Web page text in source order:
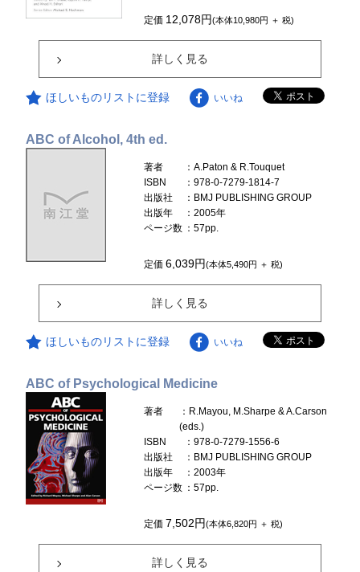
定価 12,078円(本体10,980円 ＋ 税)
詳しく見る
ほしいものリストに登録 いいね
ABC of Alcohol, 4th ed.
著者
：A.Paton & R.Touquet
ISBN
：978-0-7279-1814-7
出版社
：BMJ PUBLISHING GROUP
出版年
：2005年
ページ数 ：57pp.
定価6,039円(本体5,490円 ＋ 税)
詳しく見る
ほしいものリストに登録 いいね
ABC of Psychological Medicine
著者
：R.Mayou, M.Sharpe & A.Carson
(eds.)
ISBN
：978-0-7279-1556-6
出版社
：BMJ PUBLISHING GROUP
出版年
：2003年
ページ数 ：57pp.
定価 7,502円(本体6,820円 ＋ 税)
詳しく見る